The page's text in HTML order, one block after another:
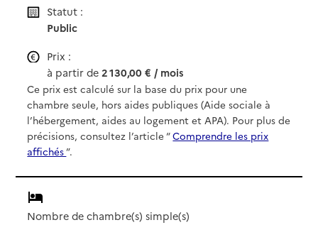
Statut :
Public
Prix :
à partir de2 130,00 € / mois
Ce prix est calculé sur la base du prix pour une
chambre seule, hors aides publiques (Aide sociale à
l’hébergement, aides au logement et APA). Pour plus de
précisions, consultez l’article “Comprendre les prix
affichés”.
Nombre de chambre(s) simple(s)